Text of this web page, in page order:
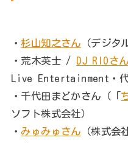
・杉山知之さん （デジタ
・荒木英士 / DJ RIOさん
Live Entertainment・代
・千代田まどかさん（「
ソフト株式会社）
・ みゅみゅさん （株式会